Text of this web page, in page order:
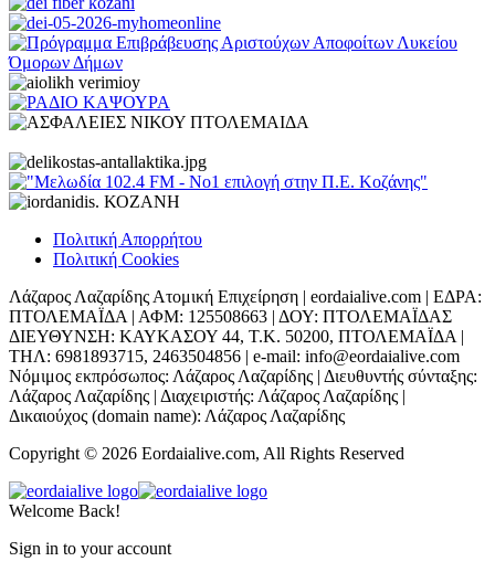
Πολιτική Απορρήτου
Πολιτική Cookies
Λάζαρος Λαζαρίδης Ατομική Επιχείρηση | eordaialive.com | ΕΔΡΑ:
ΠΤΟΛΕΜΑΪΔΑ | ΑΦΜ: 125508663 | ΔΟΥ: ΠΤΟΛΕΜΑΪΔΑΣ
ΔΙΕΥΘΥΝΣΗ: ΚΑΥΚΑΣΟΥ 44, Τ.Κ. 50200, ΠΤΟΛΕΜΑΪΔΑ |
ΤΗΛ: 6981893715, 2463504856 | e-mail: info@eordaialive.com
Νόμιμος εκπρόσωπος: Λάζαρος Λαζαρίδης | Διευθυντής σύνταξης:
Λάζαρος Λαζαρίδης | Διαχειριστής: Λάζαρος Λαζαρίδης |
Δικαιούχος (domain name): Λάζαρος Λαζαρίδης
Copyright © 2026 Eordaialive.com, All Rights Reserved
Welcome Back!
Sign in to your account